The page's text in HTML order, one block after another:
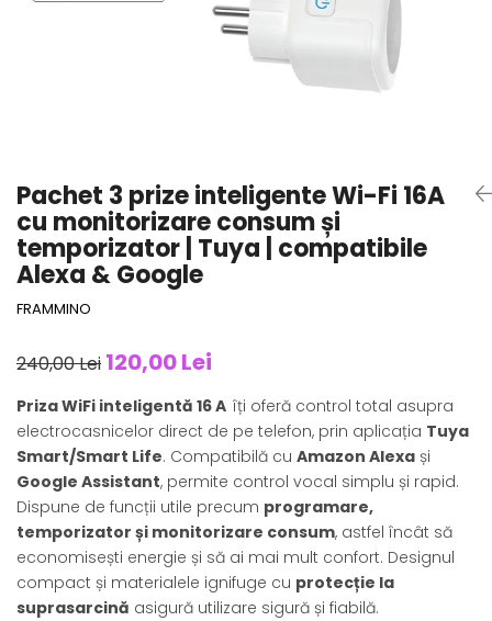
Pachet 3 prize inteligente Wi-Fi 16A
cu monitorizare consum și
temporizator | Tuya | compatibile
Alexa & Google
FRAMMINO
240,00 Lei 120,00 Lei
Priza WiFi inteligentă 16 A îți oferă control total asupra
electrocasnicelor direct de pe telefon, prin aplicația Tuya
Smart/Smart Life. Compatibilă cu Amazon Alexa și
Google Assistant, permite control vocal simplu și rapid.
Dispune de funcții utile precum programare,
temporizator și monitorizare consum, astfel încât să
economisești energie și să ai mai mult confort. Designul
compact și materialele ignifuge cu protecție la
suprasarcină asigură utilizare sigură și fiabilă.